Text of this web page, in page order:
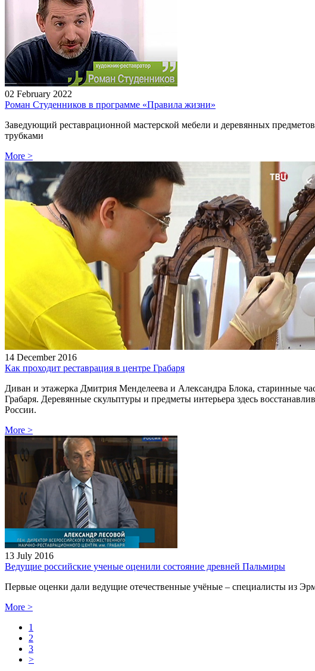
02 February 2022
Роман Студенников в программе «Правила жизни»
Заведующий реставрационной мастерской мебели и деревянных
трубками
More >
14 December 2016
Как проходит реставрация в центре Грабаря
Диван и этажерка Дмитрия Менделеева и Александра Блока, старинные
Грабаря. Деревянные скульптуры и предметы интерьера здесь
России.
More >
13 July 2016
Ведущие российские ученые оценили состояние древней Пальмиры
Первые оценки дали ведущие отечественные учёные – специалисты из
More >
1
2
3
>